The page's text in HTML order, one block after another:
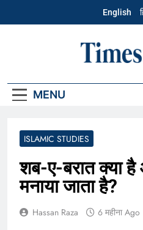
English
MENU
ISLAMIC STUDIES
शब-ए-बरात क्या
मनाया जाता है?
Hassan Raza 6 महीना Ago